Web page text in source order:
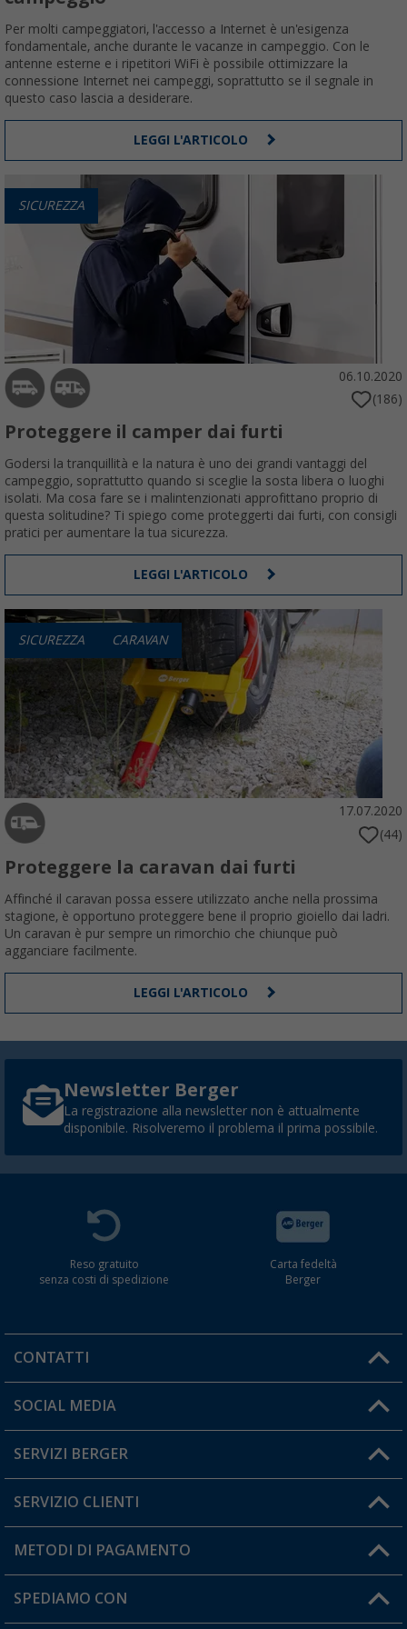
Per molti campeggiatori, l'accesso a Internet è un'esigenza
fondamentale, anche durante le vacanze in campeggio. Con le
antenne esterne e i ripetitori WiFi è possibile ottimizzare la
connessione Internet nei campeggi, soprattutto se il segnale in
questo caso lascia a desiderare.
LEGGI L'ARTICOLO
SICUREZZA
06.10.2020
(186)
Proteggere il camper dai furti
Godersi la tranquillità e la natura è uno dei grandi vantaggi del
campeggio, soprattutto quando si sceglie la sosta libera o luoghi
isolati. Ma cosa fare se i malintenzionati approfittano proprio di
questa solitudine? Ti spiego come proteggerti dai furti, con consigli
pratici per aumentare la tua sicurezza.
LEGGI L'ARTICOLO
SICUREZZA CARAVAN
17.07.2020
(44)
Proteggere la caravan dai furti
Affinché il caravan possa essere utilizzato anche nella prossima
stagione, è opportuno proteggere bene il proprio gioiello dai ladri.
Un caravan è pur sempre un rimorchio che chiunque può
agganciare facilmente.
LEGGI L'ARTICOLO
Newsletter Berger
La registrazione alla newsletter non è attualmente
disponibile. Risolveremo il problema il prima possibile.
Reso gratuito
senza costi di spedizione
Carta fedeltà
Berger
CONTATTI
Orari di apertura del servizio:
Hai una domanda?
SOCIAL MEDIA
SERVIZI BERGER
Diventare rivenditori
Il mio Account
Carta fedeltà Berger
SERVIZIO CLIENTI
Informazioni sulla spedizione
Resi
METODI DI PAGAMENTO
SPEDIAMO CON